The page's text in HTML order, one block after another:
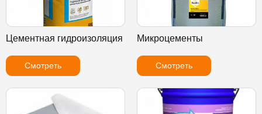
Цементная гидроизоляция
Смотреть
Микроцементы
Смотреть